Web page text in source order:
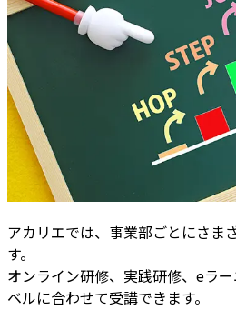
アカリエでは、事業部ごとにさま
す。
オンライン研修、実践研修、eラ
ベルに合わせて受講できます。